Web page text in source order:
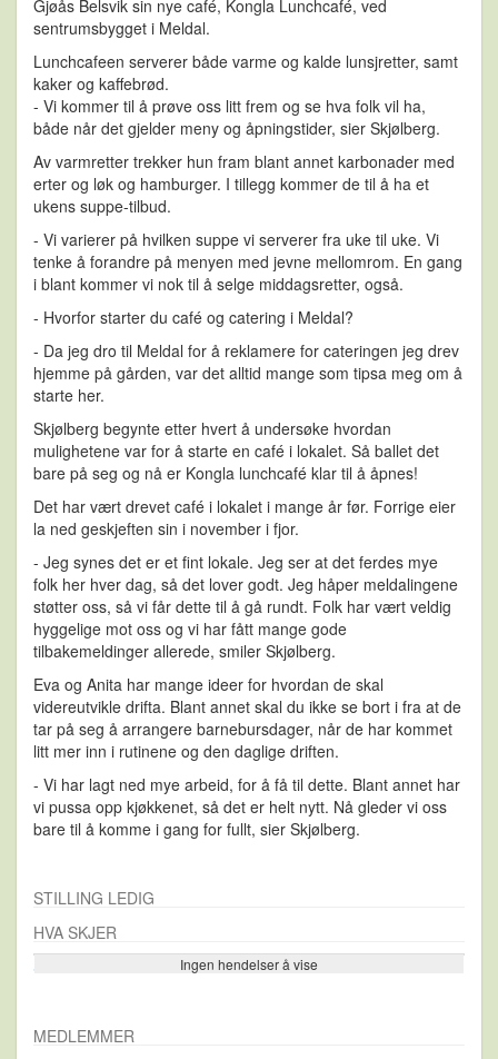
Gjøås Belsvik sin nye café, Kongla Lunchcafé, ved
sentrumsbygget i Meldal.
Lunchcafeen serverer både varme og kalde lunsjretter, samt
kaker og kaffebrød.
- Vi kommer til å prøve oss litt frem og se hva folk vil ha,
både når det gjelder meny og åpningstider, sier Skjølberg.
Av varmretter trekker hun fram blant annet karbonader med
erter og løk og hamburger. I tillegg kommer de til å ha et
ukens suppe-tilbud.
- Vi varierer på hvilken suppe vi serverer fra uke til uke. Vi
tenke å forandre på menyen med jevne mellomrom. En gang
i blant kommer vi nok til å selge middagsretter, også.
- Hvorfor starter du café og catering i Meldal?
- Da jeg dro til Meldal for å reklamere for cateringen jeg drev
hjemme på gården, var det alltid mange som tipsa meg om å
starte her.
Skjølberg begynte etter hvert å undersøke hvordan
mulighetene var for å starte en café i lokalet. Så ballet det
bare på seg og nå er Kongla lunchcafé klar til å åpnes!
Det har vært drevet café i lokalet i mange år før. Forrige eier
la ned geskjeften sin i november i fjor.
- Jeg synes det er et fint lokale. Jeg ser at det ferdes mye
folk her hver dag, så det lover godt. Jeg håper meldalingene
støtter oss, så vi får dette til å gå rundt. Folk har vært veldig
hyggelige mot oss og vi har fått mange gode
tilbakemeldinger allerede, smiler Skjølberg.
Eva og Anita har mange ideer for hvordan de skal
videreutvikle drifta. Blant annet skal du ikke se bort i fra at de
tar på seg å arrangere barnebursdager, når de har kommet
litt mer inn i rutinene og den daglige driften.
- Vi har lagt ned mye arbeid, for å få til dette. Blant annet har
vi pussa opp kjøkkenet, så det er helt nytt. Nå gleder vi oss
bare til å komme i gang for fullt, sier Skjølberg.
STILLING LEDIG
HVA SKJER
Ingen hendelser å vise
Se flere…
MEDLEMMER